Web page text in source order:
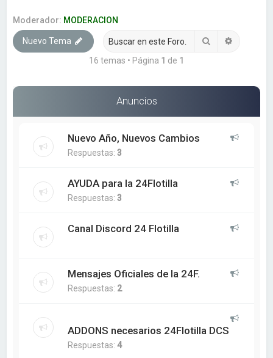
Moderador: MODERACION
Nuevo Tema Buscar
16 temas • Página 1 de 1
Anuncios
Nuevo Año, Nuevos Cambios
Respuestas:3
AYUDA para la 24Flotilla
Respuestas:3
Canal Discord 24 Flotilla
Mensajes Oficiales de la 24F.
Respuestas: 2
ADDONS necesarios 24Flotilla DCS
Respuestas:4